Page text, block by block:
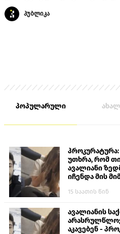
პუბლიკა
პოპულარული
პროკურატურა:
უთხრა, რომ
ავალიანი
იჩენდა მის
თავს
15 საათის წინ
ავალიანის
აკავებენ -